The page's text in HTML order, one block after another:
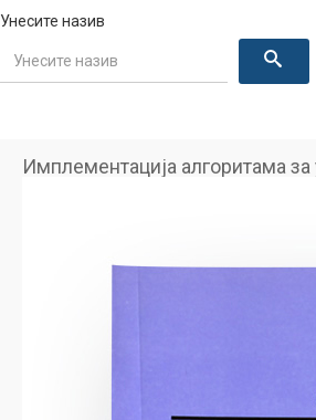
Унесите назив
Имплементација алгоритама